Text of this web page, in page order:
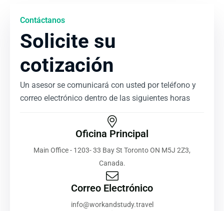
Contáctanos
Solicite su
cotización
Un asesor se comunicará con usted por teléfono y
correo electrónico dentro de las siguientes horas
Oficina Principal
Main Office - 1203- 33 Bay St Toronto ON M5J 2Z3,
Canada.
Correo Electrónico
info@workandstudy.travel